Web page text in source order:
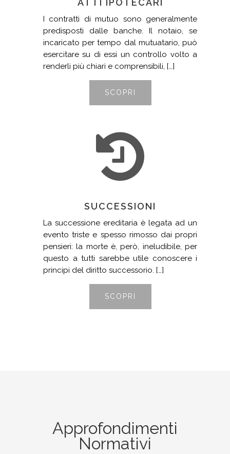
ATTI IPOTECARI
I contratti di mutuo sono generalmente
predisposti dalle banche. Il notaio, se
incaricato per tempo dal mutuatario, può
esercitare su di essi un controllo volto a
renderli più chiari e comprensibili, […]
SCOPRI
SUCCESSIONI
La successione ereditaria è legata ad un
evento triste e spesso rimosso dai propri
pensieri: la morte è, però, ineludibile, per
questo a tutti sarebbe utile conoscere i
principi del diritto successorio. […]
SCOPRI
Approfondimenti
Normativi